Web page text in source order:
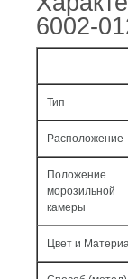
6002-
Тип
Расположение
Положение
морозильной
камеры
Цвет и